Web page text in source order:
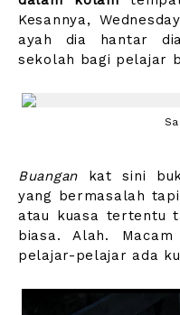
Kesannya,
ayah dia hantar
sekolah bagi pelajar
Buangankat sini
yang bermasalah
atau kuasa tertentu
biasa. Alah.
pelajar-pelajar ada